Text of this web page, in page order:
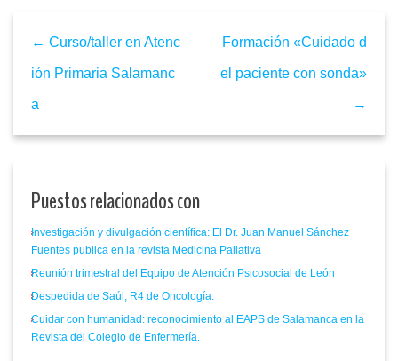
← Curso/taller en Atenc
ión Primaria Salamanc
a
Formación «Cuidado d
el paciente con sonda»
→
Puestos relacionados con
Investigación y divulgación científica: El Dr. Juan Manuel Sánchez
Fuentes publica en la revista Medicina Paliativa
Reunión trimestral del Equipo de Atención Psicosocial de León
Despedida de Saúl, R4 de Oncología.
Cuidar con humanidad: reconocimiento al EAPS de Salamanca en la
Revista del Colegio de Enfermería.